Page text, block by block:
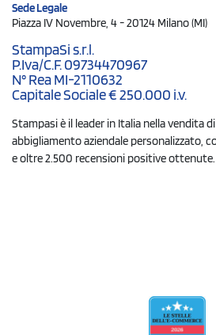
Sede Legale
Piazza IV Novembre, 4 - 20124 Milano (MI)
StampaSi s.r.l.
P.Iva/C.F. 09734470967
N° Rea MI-2110632
Capitale Sociale € 250.000 i.v.
Stampasi è il leader in Italia nella vendita
abbigliamento aziendale personalizzato,
e oltre 2.500 recensioni positive ottenute.